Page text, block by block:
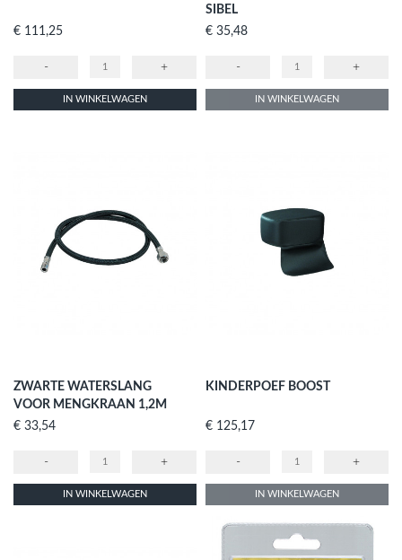
Prijs
€ 111,25
- +
IN WINKELWAGEN
SIBEL
Prijs
€ 35,48
- +
IN WINKELWAGEN
ZWARTE WATERSLANG
VOOR MENGKRAAN 1,2M
Prijs
€ 33,54
- +
IN WINKELWAGEN
KINDERPOEF BOOST
Prijs
€ 125,17
- +
IN WINKELWAGEN